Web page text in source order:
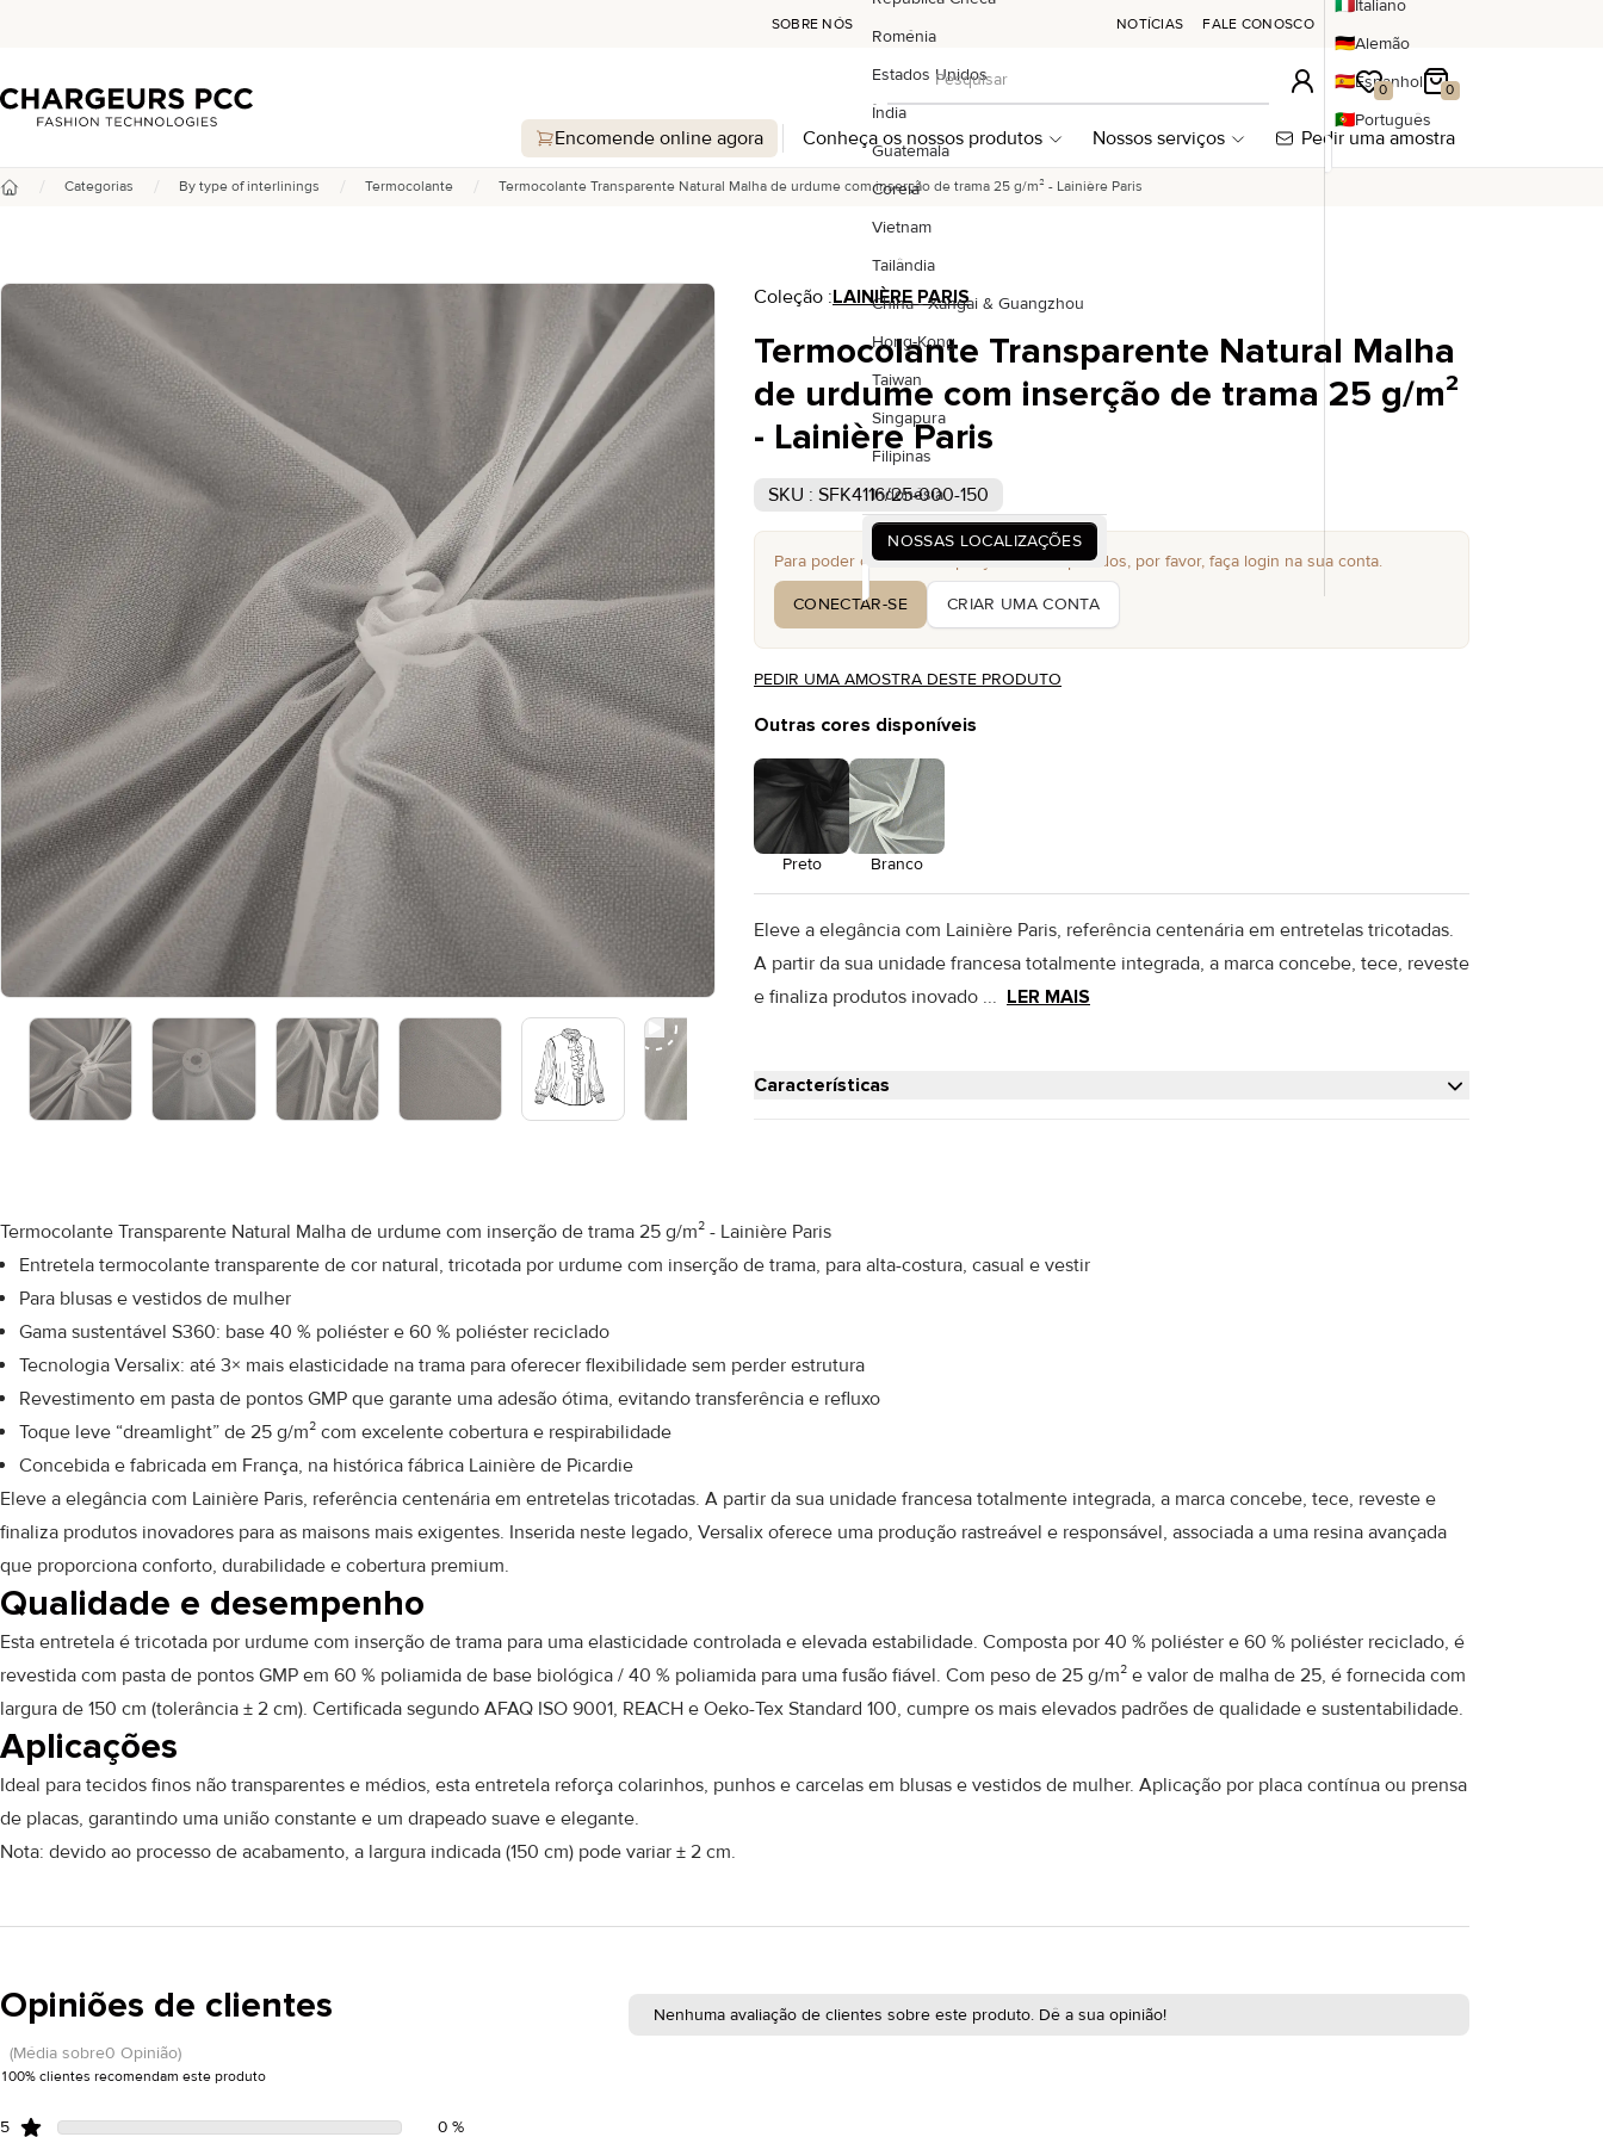
SOBRE NÓS
Roménia
Estados Unidos
Índia
Guatemala
Coreia
Vietnam
Tailândia
China - Xangai & Guangzhou
Hong-Kong
Taiwan
Singapura
Filipinas
Indonésia
NOSSAS LOCALIZAÇÕES
NOTÍCIAS FALE CONOSCO
Italiano
🇩🇪Alemão
🇪🇸Espanhol
🇵🇹Português
Chargeurs PCC
Pesquisar
Pesquisar Conexão 0
A minha lista de desejos
0
Meu carrinho
Encomende online agora Conheça os nossos produtos Nossos serviços Pedir uma amostra
/ Categorias / By type of interlinings / Termocolante / Termocolante Transparente Natural Malha de urdume com inserção de trama 25 g/m² - Lainière Paris
Coleção :LAINIÈRE PARIS
Termocolante Transparente Natural Malha
de urdume com inserção de trama 25 g/m²
- Lainière Paris
SKU : SFK4116/25-000-150
Para poder consultar os preços e fazer pedidos, por favor, faça login na sua conta.
CONECTAR-SE CRIAR UMA CONTA
PEDIR UMA AMOSTRA DESTE PRODUTO
Outras cores disponíveis
Preto Branco
Eleve a elegância com Lainière Paris, referência centenária em entretelas tricotadas.
A partir da sua unidade francesa totalmente integrada, a marca concebe, tece, reveste
e finaliza produtos inovado ... LER MAIS
Características
Termocolante Transparente Natural Malha de urdume com inserção de trama 25 g/m² - Lainière Paris
Entretela termocolante transparente de cor natural, tricotada por urdume com inserção de trama, para alta-costura, casual e vestir
Para blusas e vestidos de mulher
Gama sustentável S360: base 40 % poliéster e 60 % poliéster reciclado
Tecnologia Versalix: até 3× mais elasticidade na trama para oferecer flexibilidade sem perder estrutura
Revestimento em pasta de pontos GMP que garante uma adesão ótima, evitando transferência e refluxo
Toque leve “dreamlight” de 25 g/m² com excelente cobertura e respirabilidade
Concebida e fabricada em França, na histórica fábrica Lainière de Picardie
Eleve a elegância com Lainière Paris, referência centenária em entretelas tricotadas. A partir da sua unidade francesa totalmente integrada, a marca concebe, tece, reveste e
finaliza produtos inovadores para as maisons mais exigentes. Inserida neste legado, Versalix oferece uma produção rastreável e responsável, associada a uma resina avançada
que proporciona conforto, durabilidade e cobertura premium.
Qualidade e desempenho
Esta entretela é tricotada por urdume com inserção de trama para uma elasticidade controlada e elevada estabilidade. Composta por 40 % poliéster e 60 % poliéster reciclado, é
revestida com pasta de pontos GMP em 60 % poliamida de base biológica / 40 % poliamida para uma fusão fiável. Com peso de 25 g/m² e valor de malha de 25, é fornecida com
largura de 150 cm (tolerância ± 2 cm). Certificada segundo AFAQ ISO 9001, REACH e Oeko-Tex Standard 100, cumpre os mais elevados padrões de qualidade e sustentabilidade.
Aplicações
Ideal para tecidos finos não transparentes e médios, esta entretela reforça colarinhos, punhos e carcelas em blusas e vestidos de mulher. Aplicação por placa contínua ou prensa
de placas, garantindo uma união constante e um drapeado suave e elegante.
Nota: devido ao processo de acabamento, a largura indicada (150 cm) pode variar ± 2 cm.
Opiniões de clientes
(Média sobre0 Opinião)
100% clientes recomendam este produto
5
0 %
Nenhuma avaliação de clientes sobre este produto. Dê a sua opinião!